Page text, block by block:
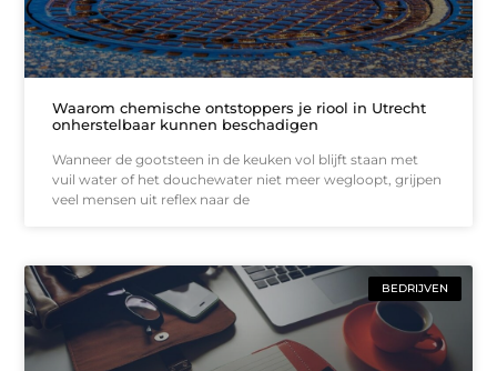
Waarom chemische ontstoppers je riool in Utrecht
onherstelbaar kunnen beschadigen
Wanneer de gootsteen in de keuken vol blijft staan met
vuil water of het douchewater niet meer wegloopt, grijpen
veel mensen uit reflex naar de
BEDRIJVEN